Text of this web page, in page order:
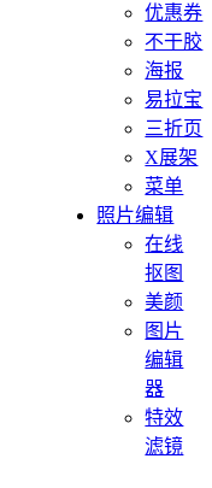
优惠券
不干胶
海报
易拉宝
三折页
X展架
菜单
照片编辑
在线
抠图
美颜
图片
编辑
器
特效
滤镜